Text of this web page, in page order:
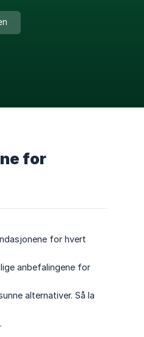
for
for hvert
anbefalingene for
alternativer. Så la